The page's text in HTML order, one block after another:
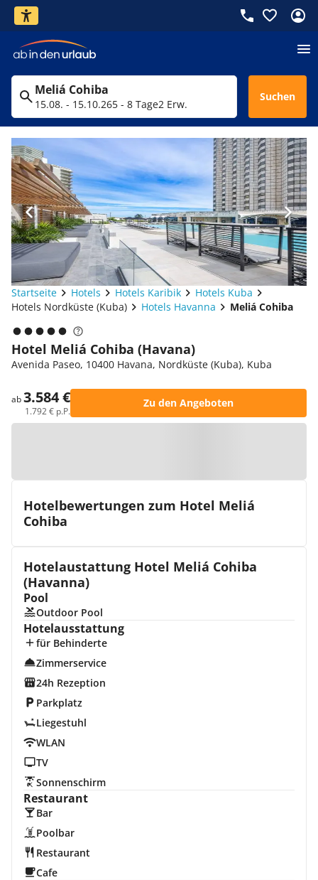
Meliá Cohiba
15.08. - 15.10.265 - 8 Tage2 Erw.
Suchen
Startseite Hotels Hotels Karibik
Hotels Kuba
Hotels Nordküste (Kuba)
Hotels Havanna Meliá Cohiba
Hotel Meliá Cohiba (Havana)
Avenida Paseo, 10400 Havana, Nordküste (Kuba), Kuba
ab3.584 €
1.792 € p.P.
Zu den Angeboten
Hotelbewertungen zum Hotel Meliá
Cohiba
Hotelaustattung Hotel Meliá Cohiba
(Havanna)
Pool
Outdoor Pool
Hotelausstattung
für Behinderte
Zimmerservice
24h Rezeption
Parkplatz
Liegestuhl
WLAN
TV
Sonnenschirm
Restaurant
Bar
Poolbar
Restaurant
Cafe